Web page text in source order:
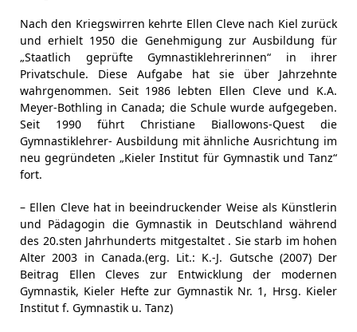
Nach den Kriegswirren kehrte Ellen Cleve nach Kiel zurück
und erhielt 1950 die Genehmigung zur Ausbildung für
„Staatlich geprüfte Gymnastiklehrerinnen“ in ihrer
Privatschule. Diese Aufgabe hat sie über Jahrzehnte
wahrgenommen. Seit 1986 lebten Ellen Cleve und K.A.
Meyer-Bothling in Canada; die Schule wurde aufgegeben.
Seit 1990 führt Christiane Biallowons-Quest die
Gymnastiklehrer- Ausbildung mit ähnliche Ausrichtung im
neu gegründeten „Kieler Institut für Gymnastik und Tanz“
fort.
– Ellen Cleve hat in beeindruckender Weise als Künstlerin
und Pädagogin die Gymnastik in Deutschland während
des 20.sten Jahrhunderts mitgestaltet . Sie starb im hohen
Alter 2003 in Canada.(erg. Lit.: K.-J. Gutsche (2007) Der
Beitrag Ellen Cleves zur Entwicklung der modernen
Gymnastik, Kieler Hefte zur Gymnastik Nr. 1, Hrsg. Kieler
Institut f. Gymnastik u. Tanz)